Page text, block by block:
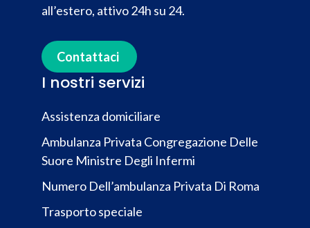
all’estero, attivo 24h su 24.
Contattaci
I nostri servizi
Assistenza domiciliare
Ambulanza Privata Congregazione Delle
Suore Ministre Degli Infermi
Numero Dell’ambulanza Privata Di Roma
Trasporto speciale